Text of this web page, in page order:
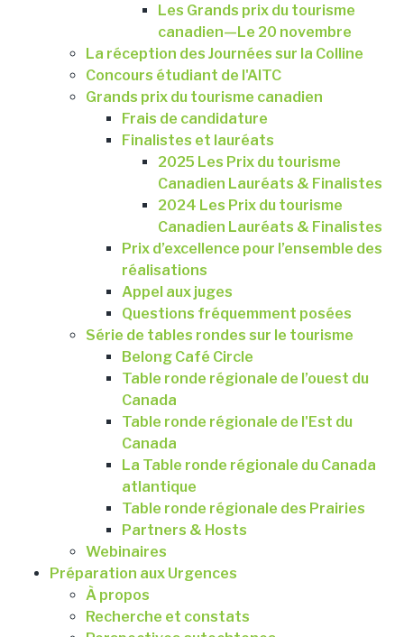
Les Grands prix du tourisme
canadien—Le 20 novembre
La réception des Journées sur la Colline
Concours étudiant de l'AITC
Grands prix du tourisme canadien
Frais de candidature
Finalistes et lauréats
2025 Les Prix du tourisme
Canadien Lauréats & Finalistes
2024 Les Prix du tourisme
Canadien Lauréats & Finalistes
Prix d’excellence pour l’ensemble des
réalisations
Appel aux juges
Questions fréquemment posées
Série de tables rondes sur le tourisme
Belong Café Circle
Table ronde régionale de l’ouest du
Canada
Table ronde régionale de l'Est du
Canada
La Table ronde régionale du Canada
atlantique
Table ronde régionale des Prairies
Partners & Hosts
Webinaires
Préparation aux Urgences
À propos
Recherche et constats